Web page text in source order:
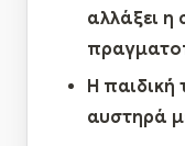
αλλάξει η
Η παιδική
αυστηρά